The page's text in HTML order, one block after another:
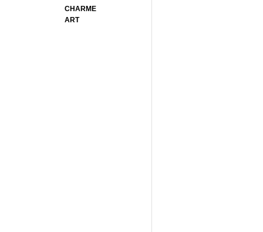
CHARME
ART